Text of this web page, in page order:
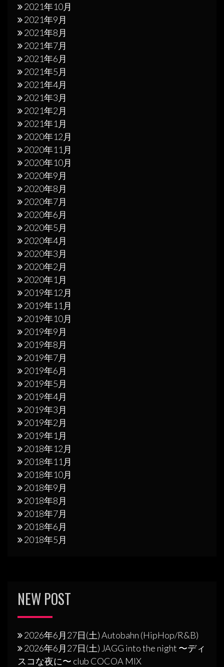
2021年10月
2021年9月
2021年8月
2021年7月
2021年6月
2021年5月
2021年4月
2021年3月
2021年2月
2021年1月
2020年12月
2020年11月
2020年10月
2020年9月
2020年8月
2020年7月
2020年6月
2020年5月
2020年4月
2020年3月
2020年2月
2020年1月
2019年12月
2019年11月
2019年10月
2019年9月
2019年8月
2019年7月
2019年6月
2019年5月
2019年4月
2019年3月
2019年2月
2019年1月
2018年12月
2018年11月
2018年10月
2018年9月
2018年8月
2018年7月
2018年6月
2018年5月
NEW POST
2026年6月27日(土) Autobahn (HipHop/R&B)
2026年6月27日(土) JAGG into the night 〜ディ
スコな夜に〜 club COCOA MIX